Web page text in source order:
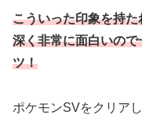
こういった印象を持
深く非常に面白いの
ツ！
ポケモンSVをクリア